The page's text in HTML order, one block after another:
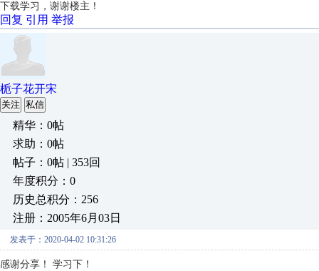
下载学习，谢谢楼主！
回复 引用 举报
栀子花开宋
关注 私信
精华：0帖
求助：0帖
帖子：0帖 | 353回
年度积分：0
历史总积分：256
注册：2005年6月03日
发表于：2020-04-02 10:31:26
感谢分享！ 学习下！